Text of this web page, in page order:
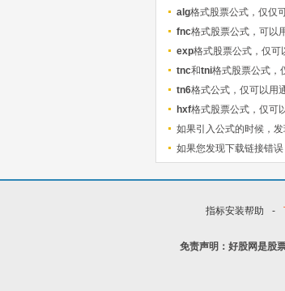
alg格式股票公式，仅仅
fnc格式股票公式，可以
exp格式股票公式，仅可
tnc和tni格式股票公式，
tn6格式公式，仅可以用
hxf格式股票公式，仅可
如果引入公式的时候，
如果您发现下载链接错
指标安装帮助 -
免责声明：好股网是股